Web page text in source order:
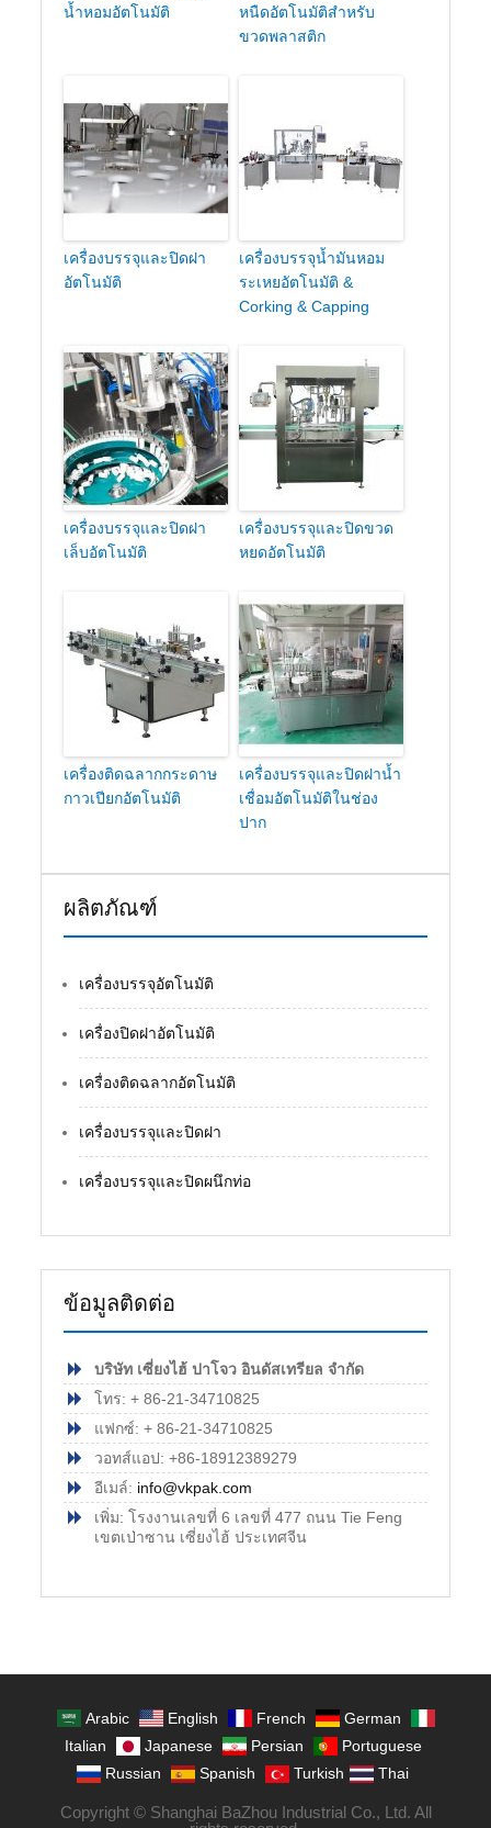
น้ำหอมอัตโนมัติ
หนืดอัตโนมัติสำหรับ
ขวดพลาสติก
เครื่องบรรจุและปิดฝา
อัตโนมัติ
เครื่องบรรจุน้ำมันหอม
ระเหยอัตโนมัติ &
Corking & Capping
เครื่องบรรจุและปิดฝา
เล็บอัตโนมัติ
เครื่องบรรจุและปิดขวด
หยดอัตโนมัติ
เครื่องติดฉลากกระดาษ
กาวเปียกอัตโนมัติ
เครื่องบรรจุและปิดฝาน้ำ
เชื่อมอัตโนมัติในช่อง
ปาก
ผลิตภัณฑ์
เครื่องบรรจุอัตโนมัติ
เครื่องปิดฝาอัตโนมัติ
เครื่องติดฉลากอัตโนมัติ
เครื่องบรรจุและปิดฝา
เครื่องบรรจุและปิดผนึกท่อ
ข้อมูลติดต่อ
บริษัท เซี่ยงไฮ้ ปาโจว อินดัสเทรียล จำกัด
โทร: + 86-21-34710825
แฟกซ์: + 86-21-34710825
วอทส์แอป: +86-18912389279
อีเมล์: info@vkpak.com
เพิ่ม: โรงงานเลขที่ 6 เลขที่ 477 ถนน Tie Feng
เขตเป่าซาน เซี่ยงไฮ้ ประเทศจีน
Arabic English French
German
Italian
Japanese Persian
Portuguese
Russian
Spanish Turkish Thai
Copyright © Shanghai BaZhou Industrial Co., Ltd. All